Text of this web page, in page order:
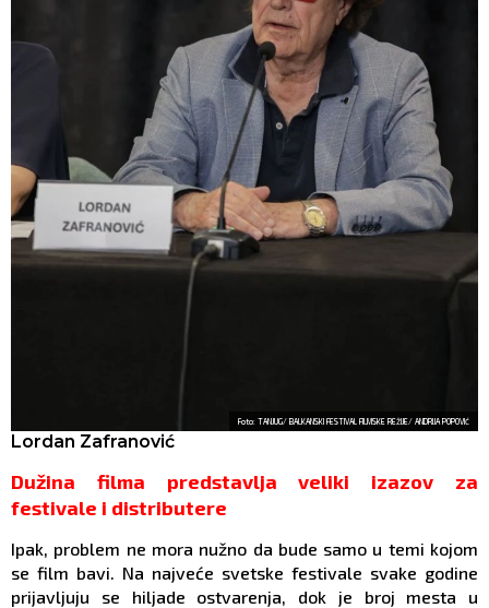
Foto: TANJUG/ BALKANSKI FESTIVAL FILMSKE REŽIJE/ ANDRIJA POPOVIĆ
Lordan Zafranović
Dužina filma predstavlja veliki izazov za
festivale i distributere
Ipak, problem ne mora nužno da bude samo u temi kojom
se film bavi. Na najveće svetske festivale svake godine
prijavljuju se hiljade ostvarenja, dok je broj mesta u